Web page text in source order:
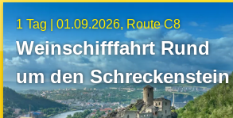
1 Tag | 01.09.2026 Route C8
Weinschifffahrt Rund
um den Schreckenstein